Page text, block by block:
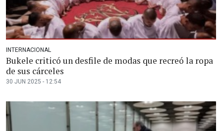
INTERNACIONAL
Bukele criticó un desfile de modas que recreó la ropa
de sus cárceles
30 JUN 2025 - 12:54